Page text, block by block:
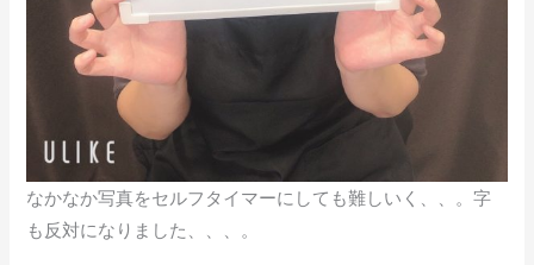
なかなか写真をセルフタイマーにしても難しいく、、。字
も反対になりました、、、。